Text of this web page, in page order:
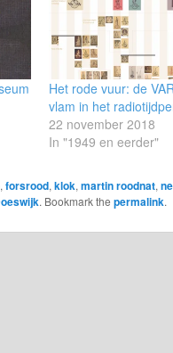
Het rode vuur: de
vlam in het
22 november 2018
In "1949 en eerder"
,forsrood,klok,martin roodnat,
. Bookmark the permalink.